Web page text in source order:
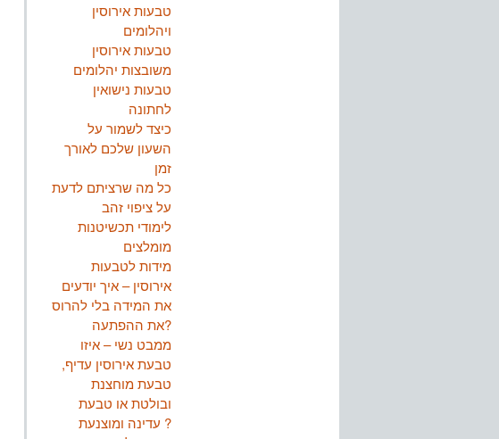
טבעות אירוסין
ויהלומים
טבעות אירוסין
משובצות יהלומים
טבעות נישואין
לחתונה
כיצד לשמור על
השעון שלכם לאורך
זמן
כל מה שרציתם לדעת
על ציפוי זהב
לימודי תכשיטנות
מומלצים
מידות לטבעות
אירוסין – איך יודעים
את המידה בלי להרוס
את ההפתעה?
ממבט נשי – איזו
טבעת אירוסין עדיף,
טבעת מוחצנת
ובולטת או טבעת
עדינה ומוצנעת ?